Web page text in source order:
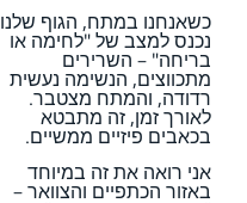
כשאנחנו במתח, הגוף שלנו
נכנס למצב של "לחימה או
בריחה" – השרירים
מתכווצים, הנשימה נעשית
רדודה, והמתח מצטבר.
לאורך זמן, זה מתבטא
בכאבים פיזיים ממשיים.
אני רואה את זה במיוחד
באזור הכתפיים והצוואר –